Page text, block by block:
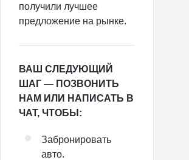
получили лучшее
предложение на рынке.
ВАШ СЛЕДУЮЩИЙ
ШАГ — ПОЗВОНИТЬ
НАМ ИЛИ НАПИСАТЬ В
ЧАТ, ЧТОБЫ:
Забронировать
авто.